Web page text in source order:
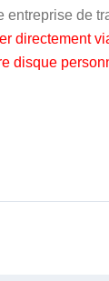
de
directement
disque